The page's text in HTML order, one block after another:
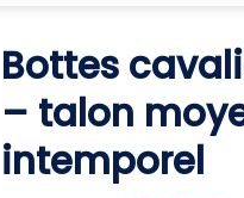
Bottes
– talon
intemporel